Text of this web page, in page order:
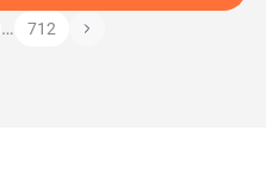
… 712